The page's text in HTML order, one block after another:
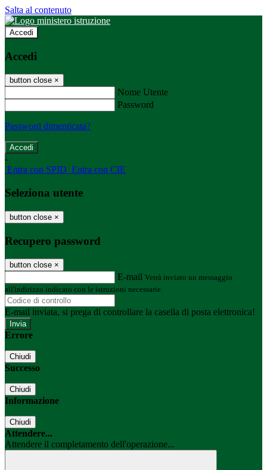
Salta al contenuto
Accedi
Accedi
button close ×
Nome Utente
Password
Password dimenticata?
-
Entra con SPID Entra con CIE
Seleziona utente
button close ×
Recupero password
button close ×
E-mail Verrà inviato un messaggio
all'indirizzo indicato con le istruzioni necessarie.
E-mail inviata, si prega di controllare la casella di posta elettronica!
Errore
Chiudi
Successo
Chiudi
Informazione
Chiudi
Attendere...
Attendere il completamento dell'operazione...